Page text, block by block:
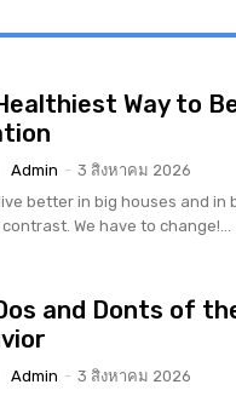
Way to
Admin - 3 สิงหาคม 2026
better in big houses and
We have to change!...
and Donts of
Admin - 3 สิงหาคม 2026